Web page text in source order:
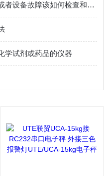
电子吊钩秤出现了无法显示或者设备故障该如何检查和排除呢
学试剂或药品的仪器